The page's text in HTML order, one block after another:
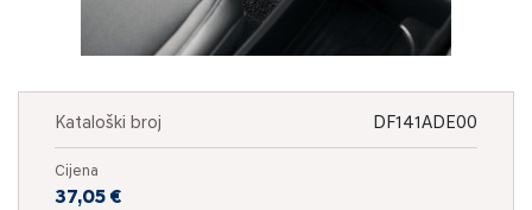
Kataloški broj DF141ADE00
Cijena
37,05 €